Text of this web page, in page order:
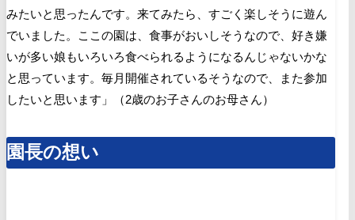
みたいと思ったんです。来てみたら、すごく楽しそうに遊ん
でいました。ここの園は、食事がおいしそうなので、好き嫌
いが多い娘もいろいろ食べられるようになるんじゃないかな
と思っています。毎月開催されているそうなので、また参加
したいと思います」（2歳のお子さんのお母さん）
園長の想い